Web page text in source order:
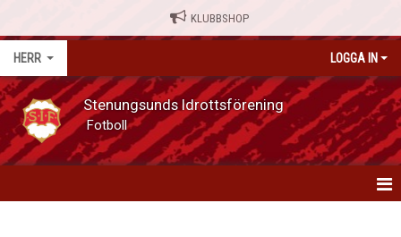
KLUBBSHOP
HERR LOGGA IN
Stenungsunds Idrottsförening
Fotboll